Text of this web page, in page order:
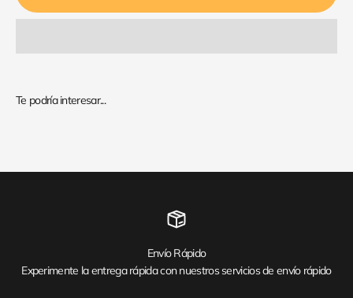
Envío Rápido
Experimente la entrega rápida con nuestros servicios de envío rápido